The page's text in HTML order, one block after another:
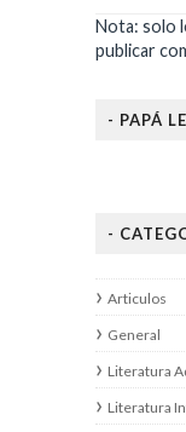
Nota: solo
publicar
- PAPÁ
-
Articulos
General
Literatura
Literatura